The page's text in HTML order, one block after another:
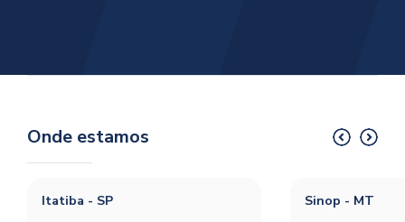
Onde estamos
Itatiba - SP
Sinop - MT